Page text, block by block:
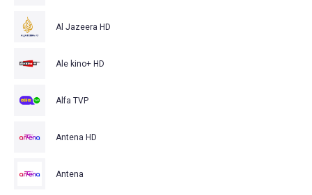
Al Jazeera HD
Ale kino+ HD
Alfa TVP
Antena HD
Antena